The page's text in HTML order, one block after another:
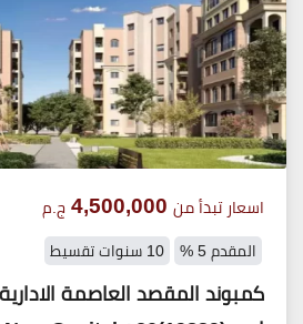
اسعار تبدأ من 4,500,000 ج.م
المقدم 5 % 10 سنوات تقسيط
كمبوند المقصد العاصمة